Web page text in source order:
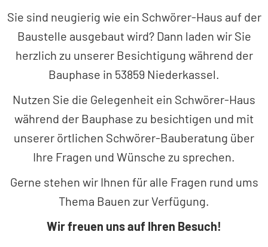
Sie sind neugierig wie ein Schwörer-Haus auf der
Baustelle ausgebaut wird? Dann laden wir Sie
herzlich zu unserer Besichtigung während der
Bauphase in 53859 Niederkassel.
Nutzen Sie die Gelegenheit ein Schwörer-Haus
während der Bauphase zu besichtigen und mit
unserer örtlichen Schwörer-Bauberatung über
Ihre Fragen und Wünsche zu sprechen.
Gerne stehen wir Ihnen für alle Fragen rund ums
Thema Bauen zur Verfügung.
Wir freuen uns auf Ihren Besuch!